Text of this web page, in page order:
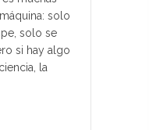
solo
solo se
si hay algo
la